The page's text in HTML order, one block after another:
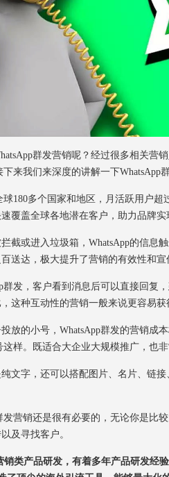
群发营销呢？经过很多相关营
来我们来深度的讲解一下WhatsApp
球180多个国家和地区，月活跃用户
覆盖全球各地潜在客户，助力品牌实
截或进入垃圾箱，WhatsApp的信息
送达，极大提升了营销的有效性和宣
群发，客户看到消息后可以直接回复
这种互动性的营销一般来说更容易获
放的小号，WhatsApp群发的营销成
样。既适合大企业大规模推广，也
文字，还可以搭配图片、名片、链
营销还是很有必要的，无论你是比
及寻找客户。
类产品研发，有着多年产品研发经